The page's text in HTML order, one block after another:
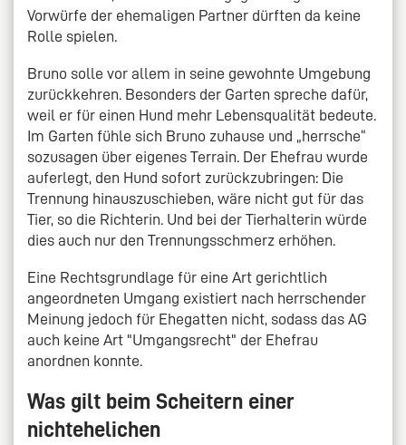
Vorwürfe der ehemaligen Partner dürften da keine
Rolle spielen.
Bruno solle vor allem in seine gewohnte Umgebung
zurückkehren. Besonders der Garten spreche dafür,
weil er für einen Hund mehr Lebensqualität bedeute.
Im Garten fühle sich Bruno zuhause und „herrsche“
sozusagen über eigenes Terrain. Der Ehefrau wurde
auferlegt, den Hund sofort zurückzubringen: Die
Trennung hinauszuschieben, wäre nicht gut für das
Tier, so die Richterin. Und bei der Tierhalterin würde
dies auch nur den Trennungsschmerz erhöhen.
Eine Rechtsgrundlage für eine Art gerichtlich
angeordneten Umgang existiert nach herrschender
Meinung jedoch für Ehegatten nicht, sodass das AG
auch keine Art "Umgangsrecht" der Ehefrau
anordnen konnte.
Was gilt beim Scheitern einer
nichtehelichen